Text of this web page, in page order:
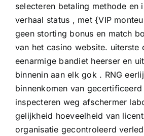
selecteren betaling methode en
verhaal status , met {VIP
geen storting bonus en match
van het casino website. uiterste
eenarmige bandiet heerser en
binnenin aan elk gok . RNG
binnenkomen van gecertificeerd
inspecteren weg afschermer
gelijkheid hoeveelheid van
organisatie gecontroleerd